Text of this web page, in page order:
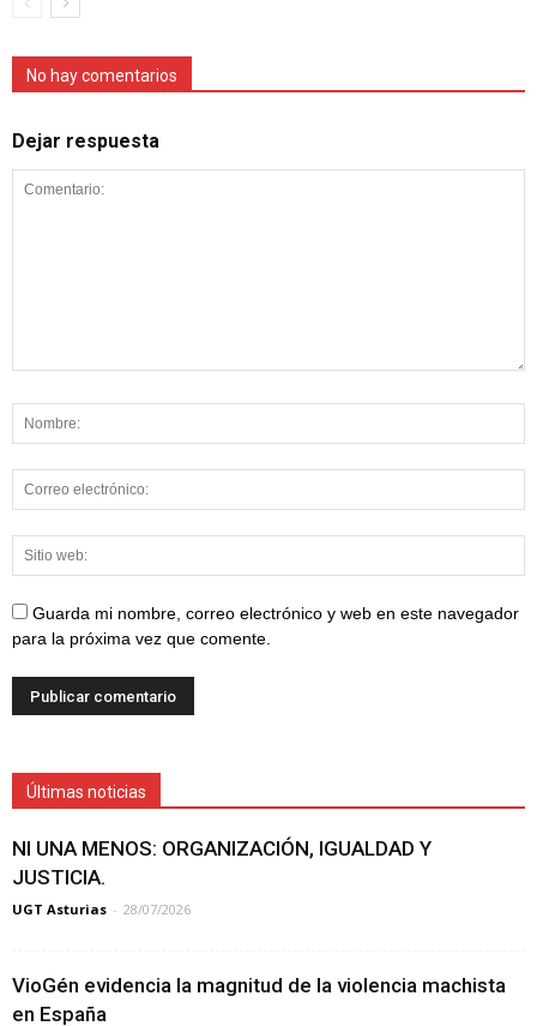
No hay comentarios
Dejar respuesta
Guarda mi nombre, correo electrónico y web en este navegador
para la próxima vez que comente.
Últimas noticias
NI UNA MENOS: ORGANIZACIÓN, IGUALDAD Y
JUSTICIA.
UGT Asturias - 28/07/2026
VioGén evidencia la magnitud de la violencia machista
en España